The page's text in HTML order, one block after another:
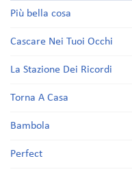
Più bella cosa
Cascare Nei Tuoi Occhi
La Stazione Dei Ricordi
Torna A Casa
Bambola
Perfect